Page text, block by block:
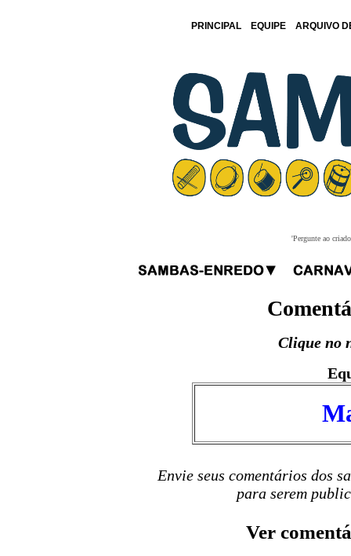
PRINCIPAL EQUIPE ARQUIVO
'Pergunte ao
Clique no
Envie seus comentários dos
para serem
Ver